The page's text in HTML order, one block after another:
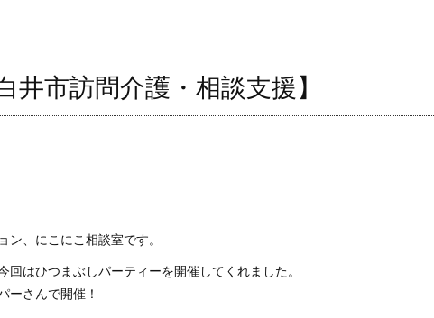
市訪問介護・相談支援】
ン、にこにこ相談室です。
回はひつまぶしパーティーを開催してくれました。
ーさんで開催！